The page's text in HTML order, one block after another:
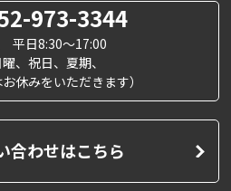
973-3344
平日8:30～17:00
曜、祝日、夏期、
休みをいただきます）
合わせはこちら